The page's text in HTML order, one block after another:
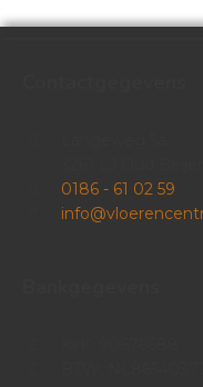
0186 - 61 02 59